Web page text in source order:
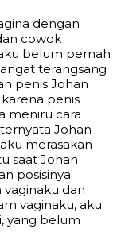
dengan
cowok
belum pernah
terangsang
penis Johan
penis
meniru cara
Johan
merasakan
saat Johan
posisinya
dan
vaginaku, aku
yang belum